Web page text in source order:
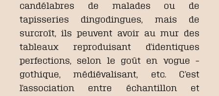
candélabres de malades ou de
tapisseries dingodingues, mais de
surcroît, ils peuvent avoir au mur des
tableaux reproduisant d’identiques
perfections, selon le goût en vogue –
gothique, médiévalisant, etc. C’est
l’association entre échantillon et